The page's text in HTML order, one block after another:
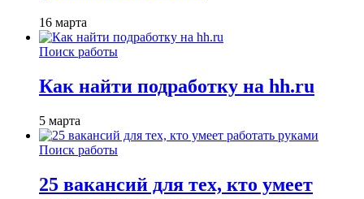
16 марта
Поиск работы
Как найти подработку на hh.ru
5 марта
Поиск работы
25 вакансий для тех, кто умеет